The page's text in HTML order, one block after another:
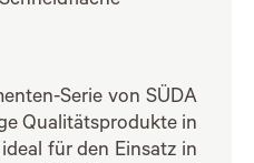
Serie von SÜDA
Qualitätsprodukte in
für den Einsatz in